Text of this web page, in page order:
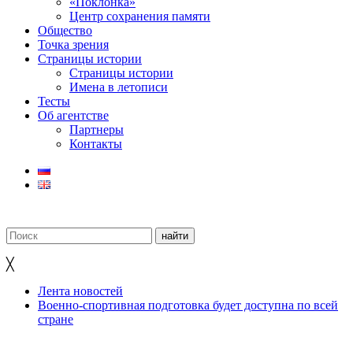
Центр сохранения памяти
Общество
Точка зрения
Страницы истории
Страницы истории
Имена в летописи
Тесты
Об агентстве
Партнеры
Контакты
╳
Лента новостей
Военно-спортивная подготовка будет доступна по всей
стране